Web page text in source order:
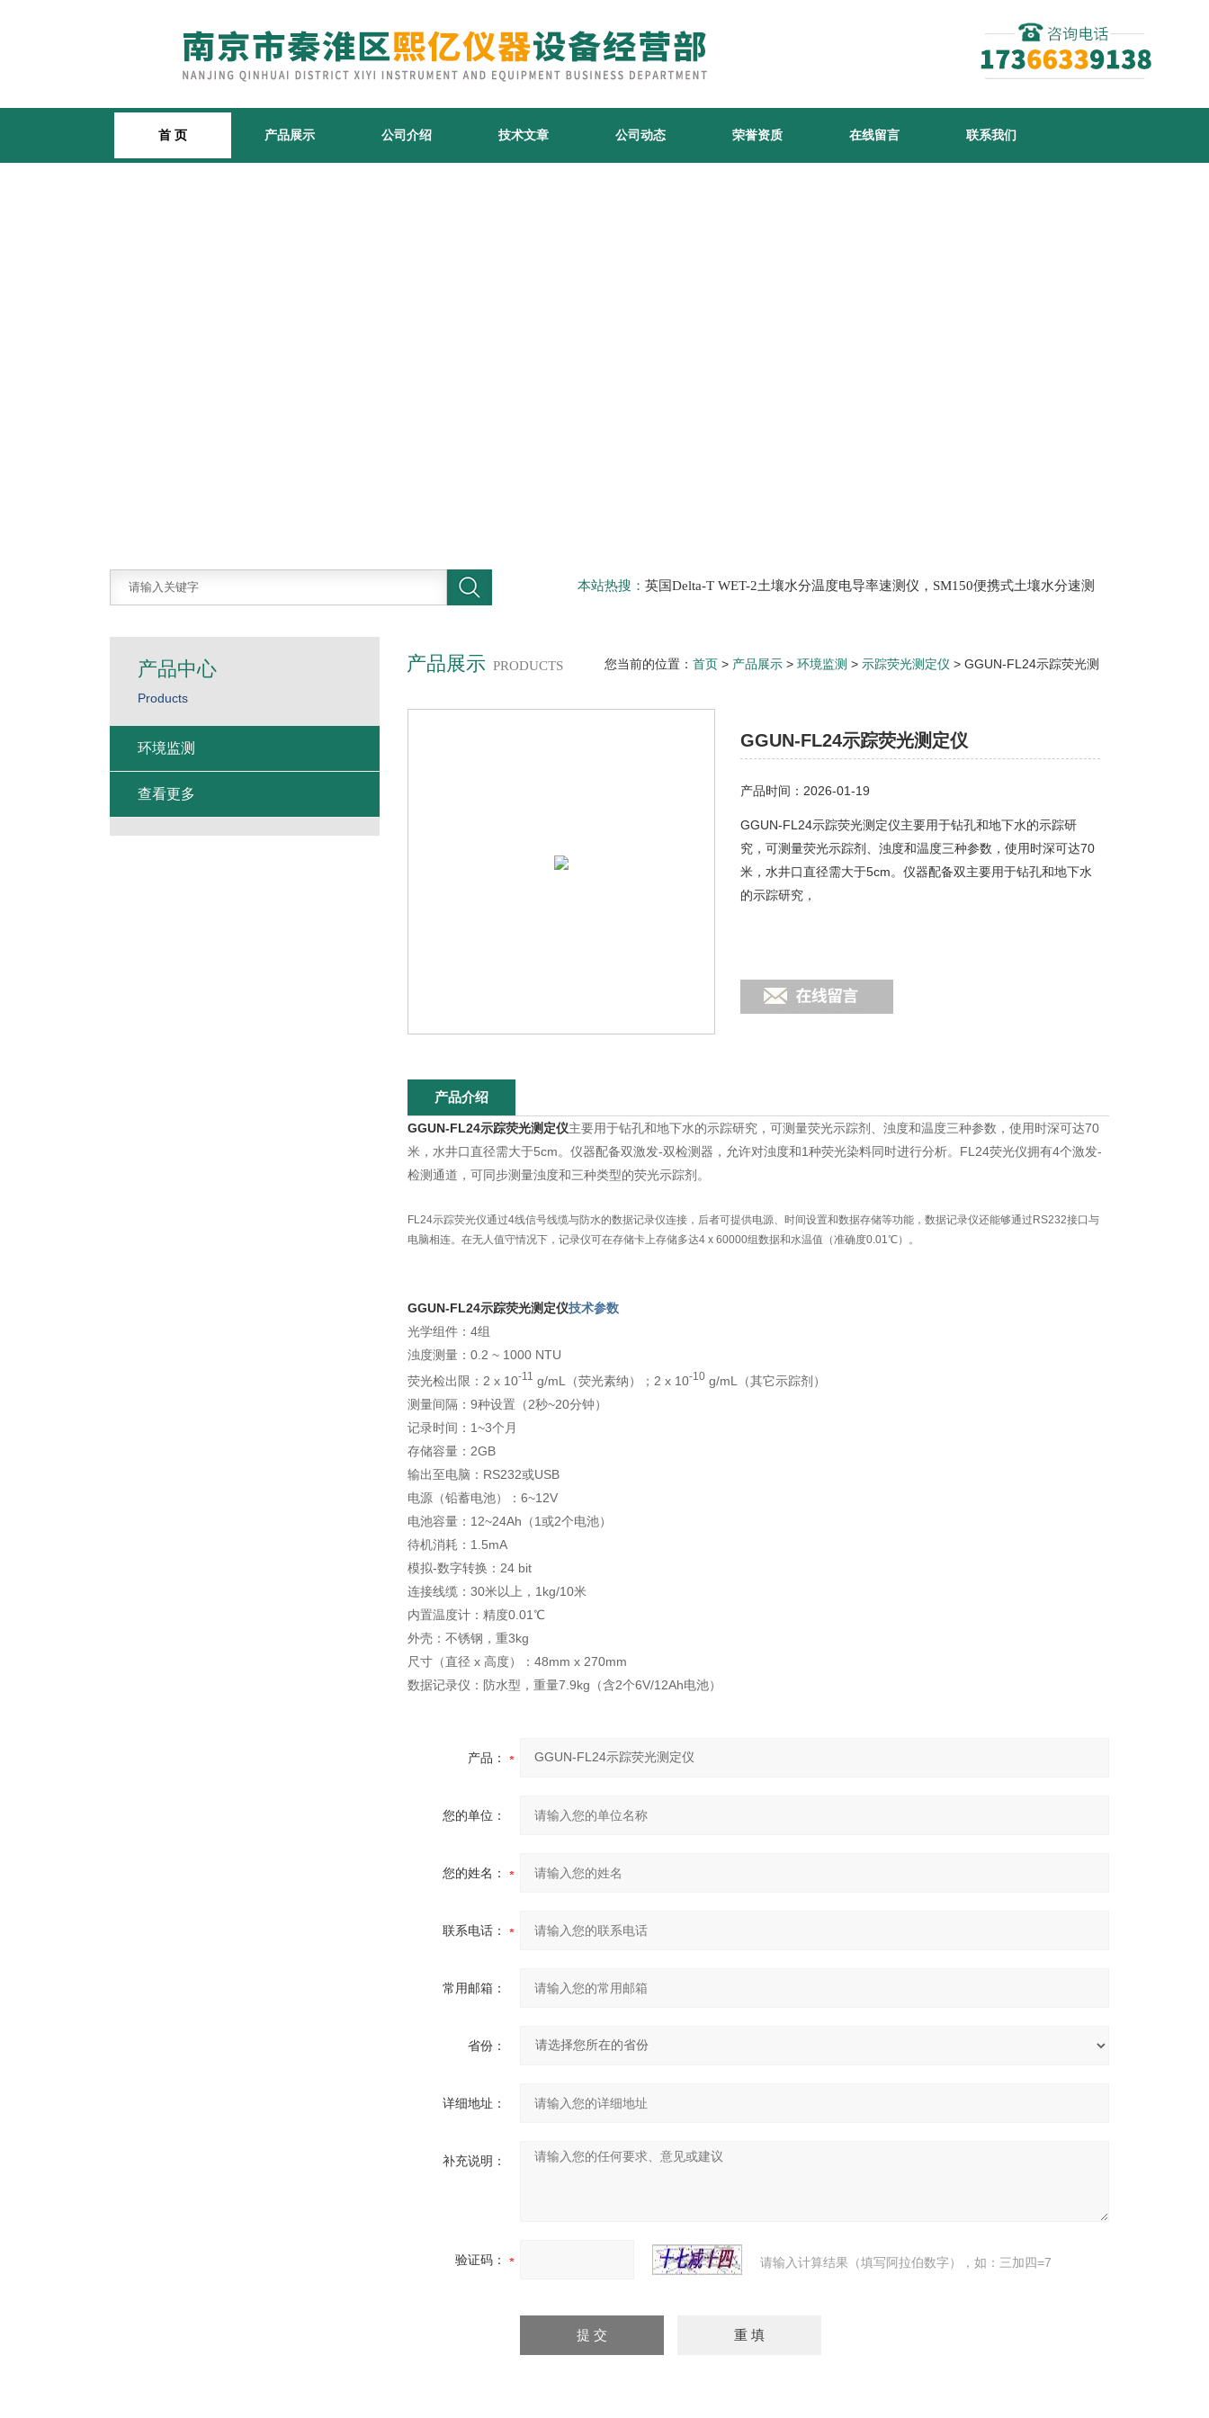
首 页 产品展示 公司介绍 技术文章 公司动态 荣誉资质 在线留言 联系我们
本站热搜： 英国Delta-T WET-2土壤水分温度电导率速测仪，SM150便携式土壤水分速测
产品展示 PRODUCTS 您当前的位置： 首页 > 产品展示 > 环境监测 > 示踪荧光测定仪 > GGUN-FL24示踪荧光测
GGUN-FL24示踪荧光测定仪
产品时间：2026-01-19
GGUN-FL24示踪荧光测定仪主要用于钻孔和地下水的示踪研
究，可测量荧光示踪剂、浊度和温度三种参数，使用时深可达70
米，水井口直径需大于5cm。仪器配备双主要用于钻孔和地下水
的示踪研究，
产品介绍
GGUN-FL24示踪荧光测定仪主要用于钻孔和地下水的示踪研究，可测量荧光示踪剂、浊度和温度三种参数，使用时深可达70
米，水井口直径需大于5cm。仪器配备双激发-双检测器，允许对浊度和1种荧光染料同时进行分析。FL24荧光仪拥有4个激发-
检测通道，可同步测量浊度和三种类型的荧光示踪剂。
FL24示踪荧光仪通过4线信号线缆与防水的数据记录仪连接，后者可提供电源、时间设置和数据存储等功能，数据记录仪还能够通过RS232接口与
电脑相连。在无人值守情况下，记录仪可在存储卡上存储多达4 x 60000组数据和水温值（准确度0.01℃）。
GGUN-FL24示踪荧光测定仪技术参数
光学组件：4组
浊度测量：0.2 ~ 1000 NTU
荧光检出限：2 x 10-11 g/mL（荧光素纳）；2 x 10-10 g/mL（其它示踪剂）
测量间隔：9种设置（2秒~20分钟）
记录时间：1~3个月
存储容量：2GB
输出至电脑：RS232或USB
电源（铅蓄电池）：6~12V
电池容量：12~24Ah（1或2个电池）
待机消耗：1.5mA
模拟-数字转换：24 bit
连接线缆：30米以上，1kg/10米
内置温度计：精度0.01℃
外壳：不锈钢，重3kg
尺寸（直径 x 高度）：48mm x 270mm
数据记录仪：防水型，重量7.9kg（含2个6V/12Ah电池）
产品：
您的单位：
您的姓名：
联系电话：
常用邮箱：
省份：
详细地址：
补充说明：
验证码： 请输入计算结果（填写阿拉伯数字），如：三加四=7
产品中心
Products
环境监测
查看更多